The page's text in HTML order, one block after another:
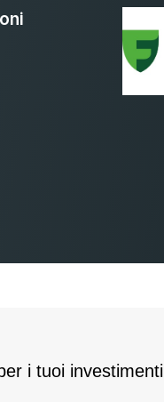
i tuoi investimenti